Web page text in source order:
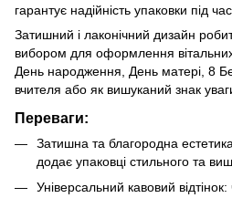
гарантує надійність упаковки під
Затишний і лаконічний дизайн
вибором для оформлення вітальних
День народження, День матері, 8
вчителя або як вишуканий знак
Переваги:
Затишна та благородна
додає упаковці стильного та
Універсальний кавовий відтінок: